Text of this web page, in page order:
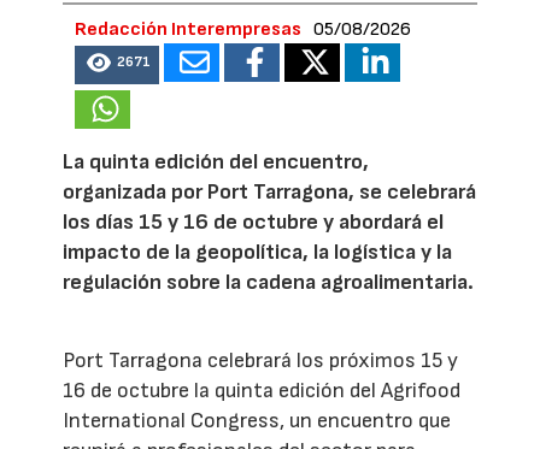
Redacción Interempresas 05/08/2026
2671
La quinta edición del encuentro,
organizada por Port Tarragona, se celebrará
los días 15 y 16 de octubre y abordará el
impacto de la geopolítica, la logística y la
regulación sobre la cadena agroalimentaria.
Port Tarragona celebrará los próximos 15 y
16 de octubre la quinta edición del Agrifood
International Congress, un encuentro que